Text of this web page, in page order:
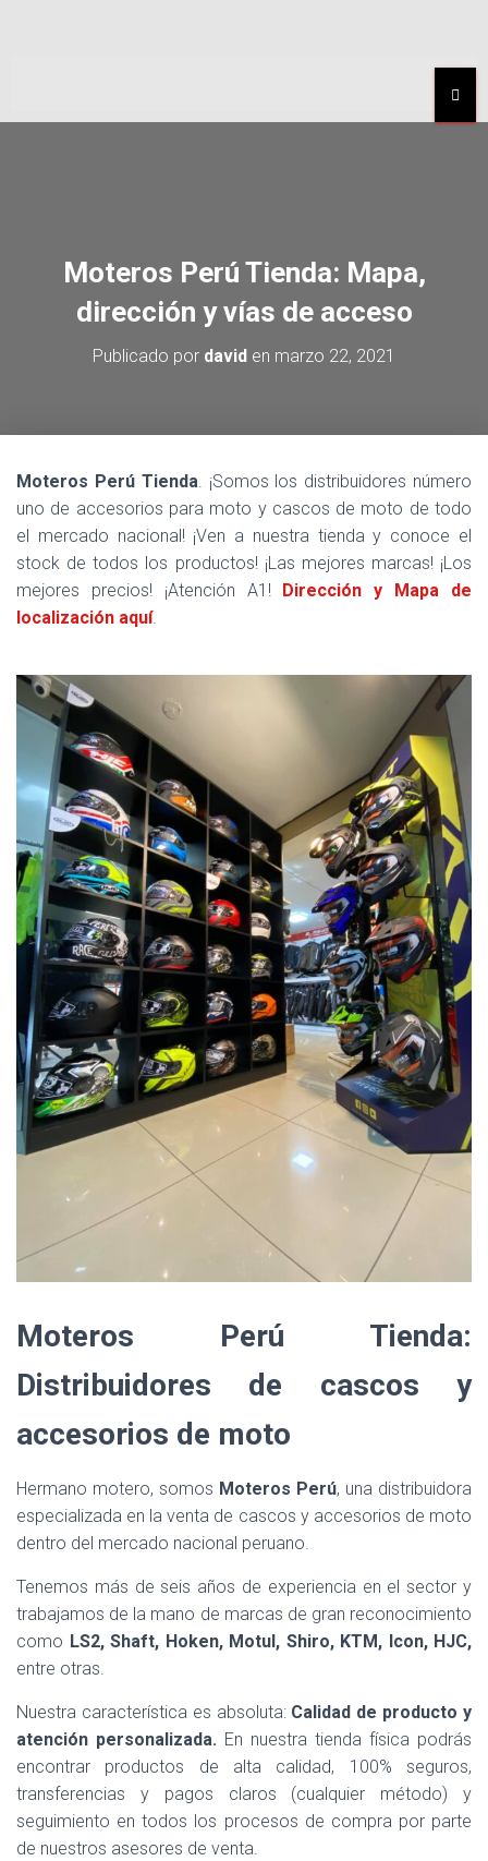
Moteros Perú Tienda: Mapa,
dirección y vías de acceso
Publicado por david en marzo 22, 2021
Moteros Perú Tienda. ¡Somos los distribuidores número
uno de accesorios para moto y cascos de moto de todo
el mercado nacional! ¡Ven a nuestra tienda y conoce el
stock de todos los productos! ¡Las mejores marcas! ¡Los
mejores precios! ¡Atención A1! Dirección y Mapa de
localización aquí.
Moteros Perú Tienda:
Distribuidores de cascos y
accesorios de moto
Hermano motero, somos Moteros Perú, una distribuidora
especializada en la venta de cascos y accesorios de moto
dentro del mercado nacional peruano.
Tenemos más de seis años de experiencia en el sector y
trabajamos de la mano de marcas de gran reconocimiento
como LS2, Shaft, Hoken, Motul, Shiro, KTM, Icon, HJC,
entre otras.
Nuestra característica es absoluta: Calidad de producto y
atención personalizada. En nuestra tienda física podrás
encontrar productos de alta calidad, 100% seguros,
transferencias y pagos claros (cualquier método) y
seguimiento en todos los procesos de compra por parte
de nuestros asesores de venta.